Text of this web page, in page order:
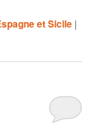
et Sicile |